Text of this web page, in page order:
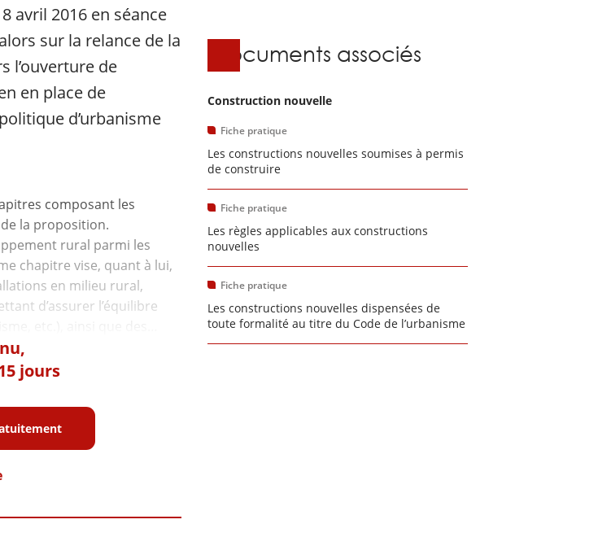
avril 2016 en séance
sur la relance de la
l’ouverture de
en place de
d’urbanisme
composant les
la proposition.
rural parmi les
chapitre vise, quant à lui,
en milieu rural,
d’assurer l’équilibre
jours
Documents associés
Construction nouvelle
Fiche pratique
Les constructions nouvelles soumises à permis
de construire
Fiche pratique
Les règles applicables aux constructions
nouvelles
Fiche pratique
Les constructions nouvelles dispensées de
toute formalité au titre du Code de l’urbanisme